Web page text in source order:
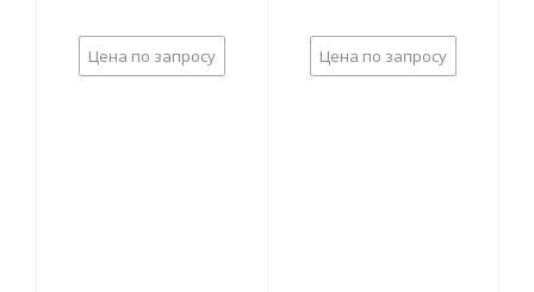
Цена по запросу Цена по запросу